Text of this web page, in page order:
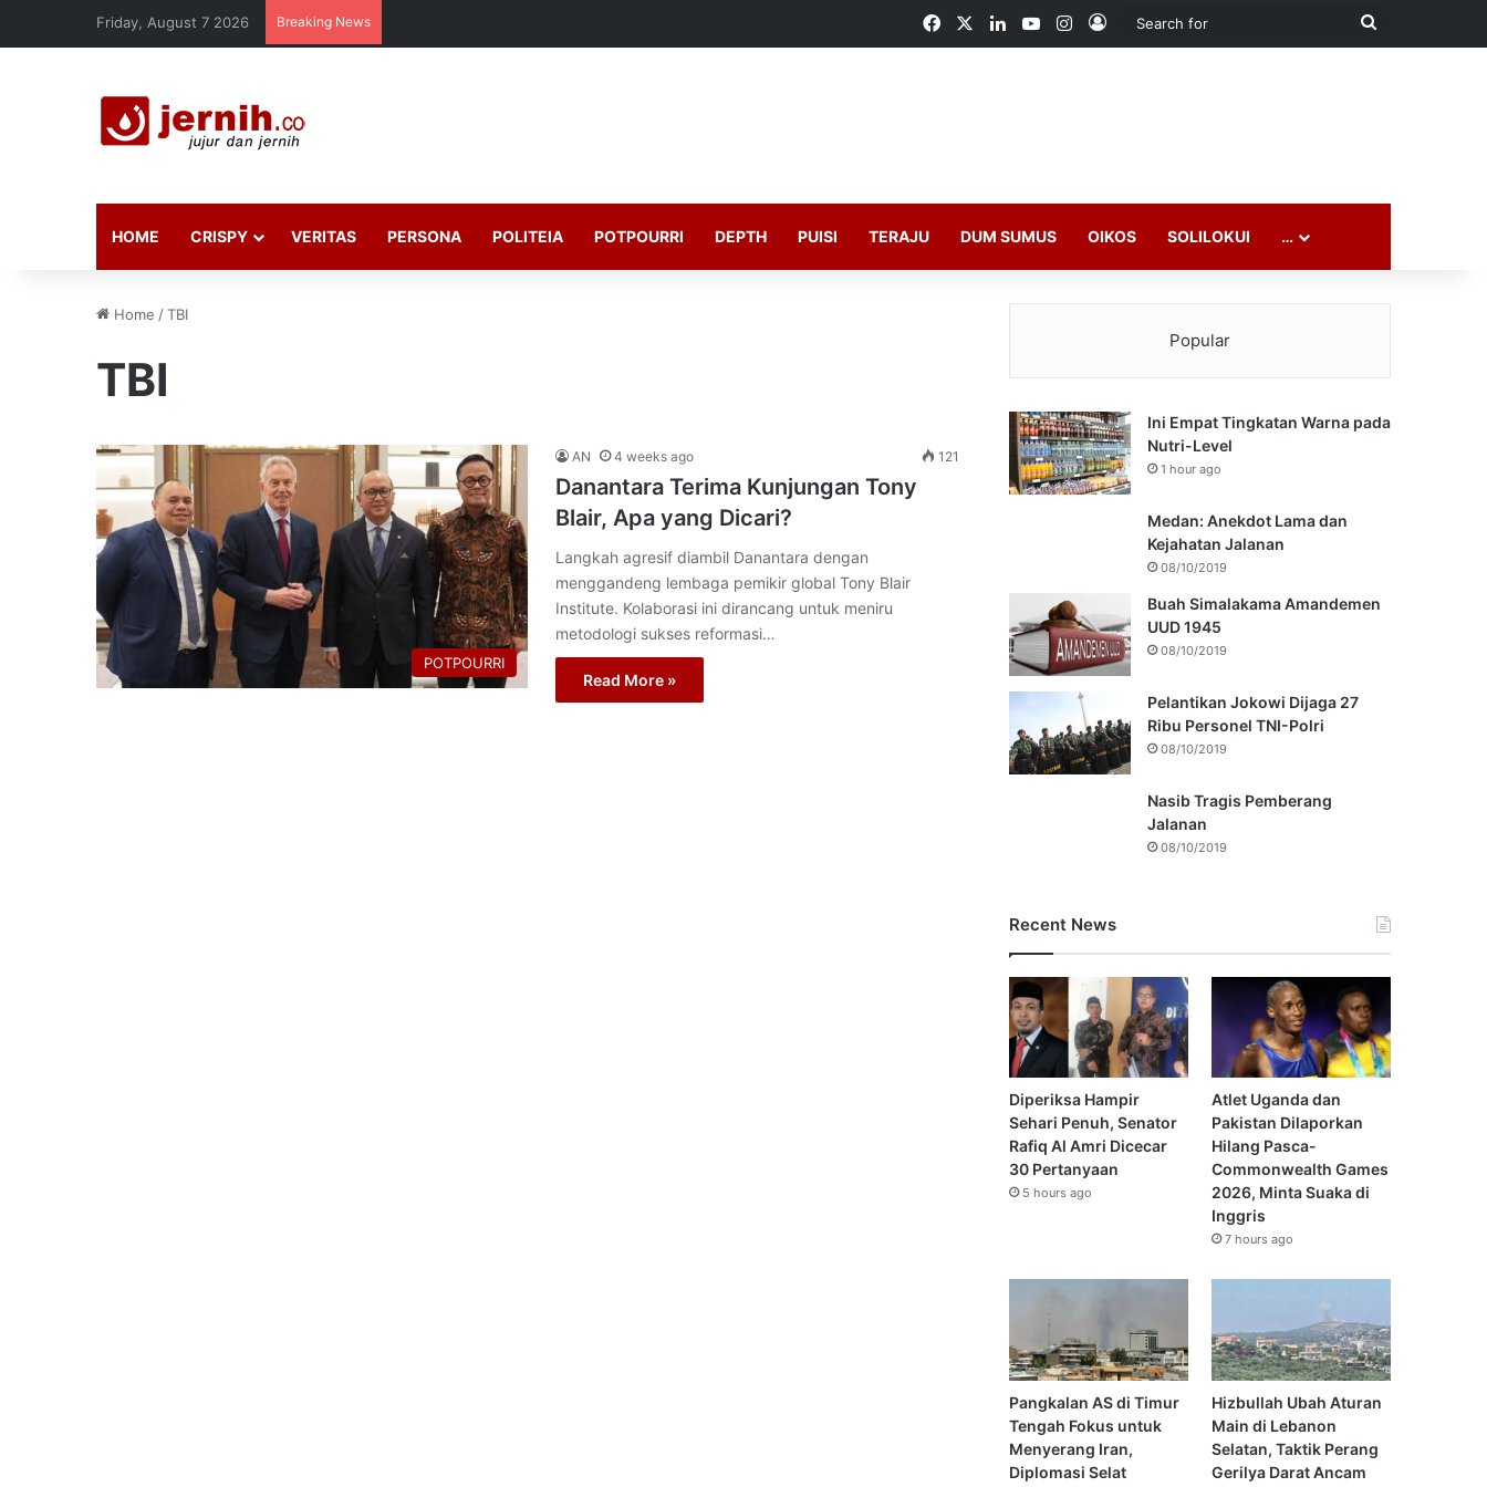
Friday, August 7 2026 Breaking News FacebookLinkedInYouTubeInstagram
Log In
Search
HOME CRISPY VERITAS PERSONA POLITEIA POTPOURRI DEPTH PUISI TERAJU DUM SUMUS OIKOS SOLILOKUI …
Home /TBI
TBI
POTPOURRI
AN 4 weeks ago 121
Danantara Terima Kunjungan Tony
Blair, Apa yang Dicari?
Langkah agresif diambil Danantara dengan
menggandeng lembaga pemikir global Tony Blair
Institute. Kolaborasi ini dirancang untuk meniru
metodologi sukses reformasi…
Read More »
Popular
Ini Empat Tingkatan Warna pada
Nutri-Level
1 hour ago
Medan: Anekdot Lama dan
Kejahatan Jalanan
08/10/2019
Buah Simalakama Amandemen
UUD 1945
08/10/2019
Pelantikan Jokowi Dijaga 27
Ribu Personel TNI-Polri
08/10/2019
Nasib Tragis Pemberang
Jalanan
08/10/2019
Recent News
Diperiksa Hampir
Sehari Penuh, Senator
Rafiq Al Amri Dicecar
30 Pertanyaan
5 hours ago
Atlet Uganda dan
Pakistan Dilaporkan
Hilang Pasca-
Commonwealth Games
2026, Minta Suaka di
Inggris
7 hours ago
Pangkalan AS di Timur
Tengah Fokus untuk
Menyerang Iran,
Diplomasi Selat
Hizbullah Ubah Aturan
Main di Lebanon
Selatan, Taktik Perang
Gerilya Darat Ancam